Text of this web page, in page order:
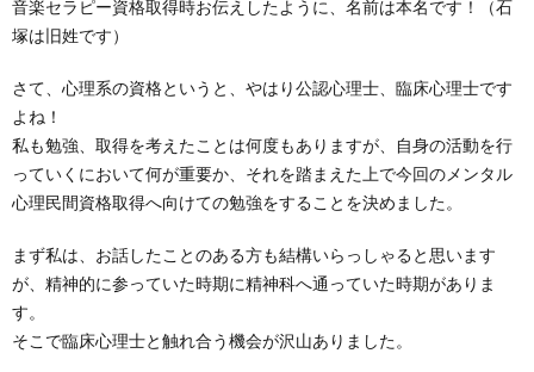
音楽セラピー資格取得時お伝えしたように、名前は本名です！（石
塚は旧姓です）
さて、心理系の資格というと、やはり公認心理士、臨床心理士です
よね！
私も勉強、取得を考えたことは何度もありますが、自身の活動を行
っていくにおいて何が重要か、それを踏まえた上で今回のメンタル
心理民間資格取得へ向けての勉強をすることを決めました。
まず私は、お話したことのある方も結構いらっしゃると思います
が、精神的に参っていた時期に精神科へ通っていた時期がありま
す。
そこで臨床心理士と触れ合う機会が沢山ありました。